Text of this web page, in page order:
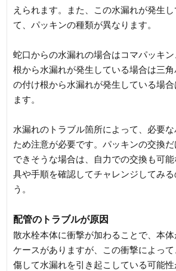
えられます。また、この水漏れが発生
て、パッキンの種類が異なります。
蛇口からの水漏れの場合はコマパッキ
根から水漏れが発生している場合は三
の付け根から水漏れが発生している場
ます。
水漏れのトラブル箇所によって、必要
ため注意が必要です。パッキンの交換
できそうな場合は、自力での交換も可
具や手順を確認してチャレンジしてみる
う。
配管のトラブルが原因
散水栓本体に衝撃が加わることで、本体
ケースがありますが、この衝撃によっ
傷して水漏れを引き起こしている可能性